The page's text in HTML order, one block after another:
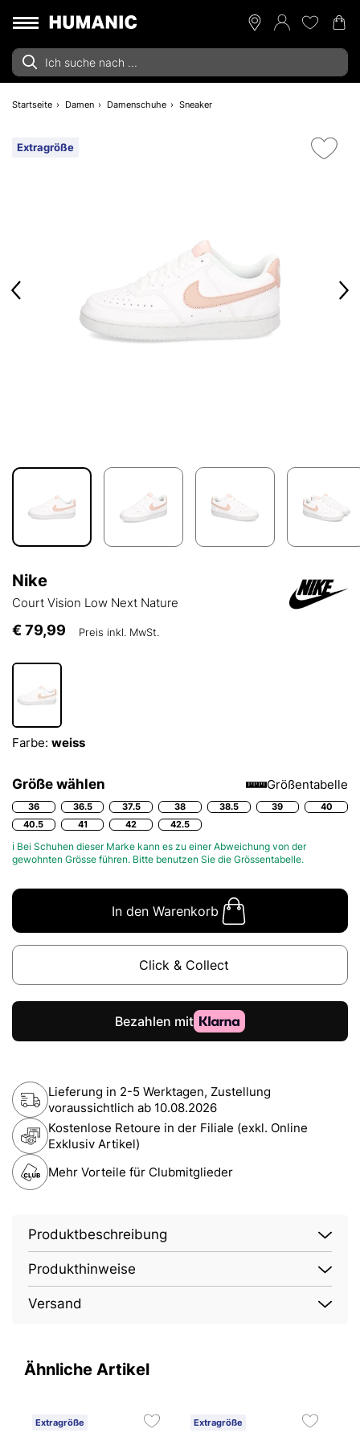
Startseite Damen Damenschuhe Sneaker
Extragröße
Nike
Court Vision Low Next Nature
€ 79,99 Preis inkl. MwSt.
Farbe: weiss
Größe wählen Größentabelle
36 36.5 37.5 38 38.5 39
40
40.5
41 42 42.5
ℹ Bei Schuhen dieser Marke kann es zu einer Abweichung von der
gewohnten Grösse führen. Bitte benutzen Sie die Grössentabelle.
In den Warenkorb
Click & Collect
Lieferung in 2-5 Werktagen, Zustellung
voraussichtlich ab 10.08.2026
Kostenlose Retoure in der Filiale (exkl. Online
Exklusiv Artikel)
Mehr Vorteile für Clubmitglieder
Produktbeschreibung
Produkthinweise
Versand
Ähnliche Artikel
Extragröße Extragröße